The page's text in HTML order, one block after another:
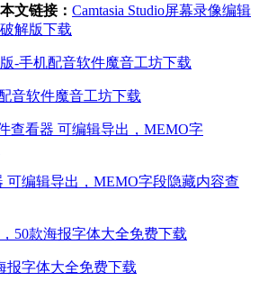
文链接： Camtasia Studio屏幕录像编辑
解版下载
音软件魔音工坊下载
可编辑导出，MEMO字段隐藏内容查
报字体大全免费下载